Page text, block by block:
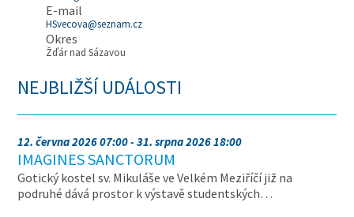
E-mail
HSvecova@seznam.cz
Okres
Žďár nad Sázavou
NEJBLIŽŠÍ UDÁLOSTI
12. června 2026 07:00 - 31. srpna 2026 18:00
IMAGINES SANCTORUM
Gotický kostel sv. Mikuláše ve Velkém Meziříčí již na
podruhé dává prostor k výstavě studentských…